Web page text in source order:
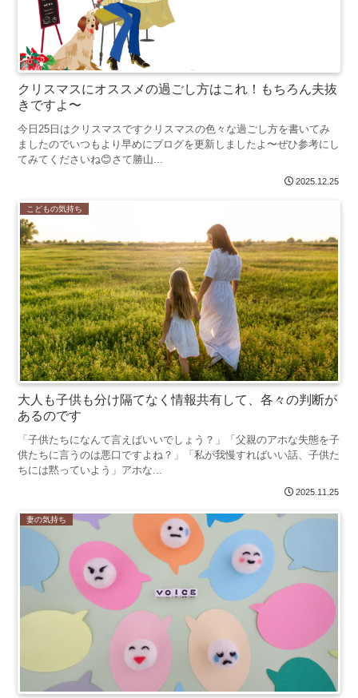
クリスマスにオススメの過ごし方はこれ！もちろん夫抜
きですよ〜
今日25日はクリスマスですクリスマスの色々な過ごし方を書いてみ
ましたのでいつもより早めにブログを更新しましたよ〜ぜひ参考にし
てみてくださいね😊さて勝山...
2025.12.25
こどもの気持ち
大人も子供も分け隔てなく情報共有して、各々の判断が
あるのです
「子供たちになんて言えばいいでしょう？」「父親のアホな失態を子
供たちに言うのは悪口ですよね？」「私が我慢すればいい話、子供た
ちには黙っていよう」アホな...
2025.11.25
妻の気持ち